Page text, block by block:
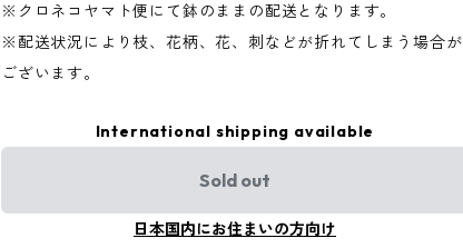
※クロネコヤマト便にて鉢のままの配送となります。
※配送状況により枝、花柄、花、刺などが折れてしまう場合が
ございます。
International shipping available
Sold out
日本国内にお住まいの方向け